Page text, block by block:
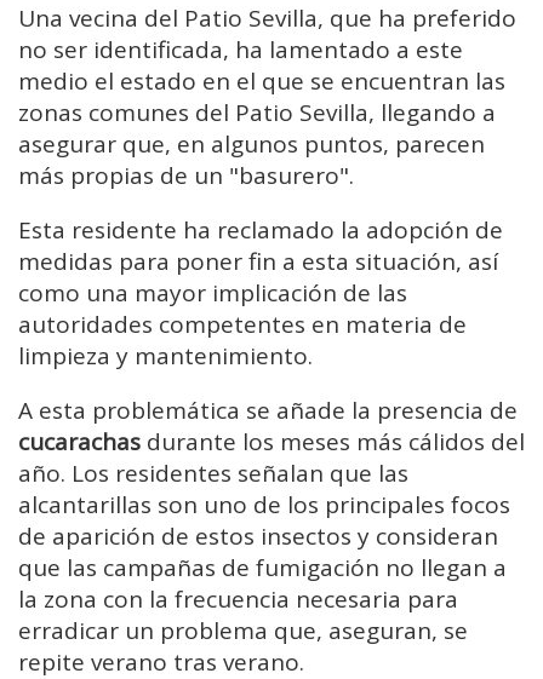
Una vecina del Patio Sevilla, que ha preferido
no ser identificada, ha lamentado a este
medio el estado en el que se encuentran las
zonas comunes del Patio Sevilla, llegando a
asegurar que, en algunos puntos, parecen
más propias de un "basurero".
Esta residente ha reclamado la adopción de
medidas para poner fin a esta situación, así
como una mayor implicación de las
autoridades competentes en materia de
limpieza y mantenimiento.
A esta problemática se añade la presencia de
cucarachas durante los meses más cálidos del
año. Los residentes señalan que las
alcantarillas son uno de los principales focos
de aparición de estos insectos y consideran
que las campañas de fumigación no llegan a
la zona con la frecuencia necesaria para
erradicar un problema que, aseguran, se
repite verano tras verano.